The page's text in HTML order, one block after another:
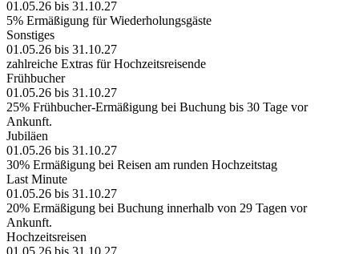
01.05.26 bis 31.10.27
5% Ermäßigung für Wiederholungsgäste
Sonstiges
01.05.26 bis 31.10.27
zahlreiche Extras für Hochzeitsreisende
Frühbucher
01.05.26 bis 31.10.27
25% Frühbucher-Ermäßigung bei Buchung bis 30 Tage vor
Ankunft.
Jubiläen
01.05.26 bis 31.10.27
30% Ermäßigung bei Reisen am runden Hochzeitstag
Last Minute
01.05.26 bis 31.10.27
20% Ermäßigung bei Buchung innerhalb von 29 Tagen vor
Ankunft.
Hochzeitsreisen
01.05.26 bis 31.10.27